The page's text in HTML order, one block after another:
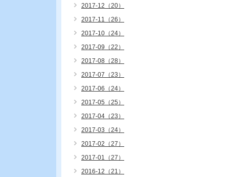
2017-12（20）
2017-11（26）
2017-10（24）
2017-09（22）
2017-08（28）
2017-07（23）
2017-06（24）
2017-05（25）
2017-04（23）
2017-03（24）
2017-02（27）
2017-01（27）
2016-12（21）